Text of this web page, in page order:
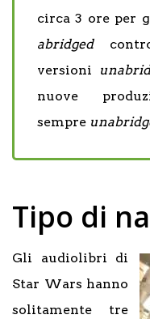
circa 3 ore per
abridged
versioni
nuove
sempre
Tipo di
Gli audiolibri di
Star Wars hanno
solitamente tre